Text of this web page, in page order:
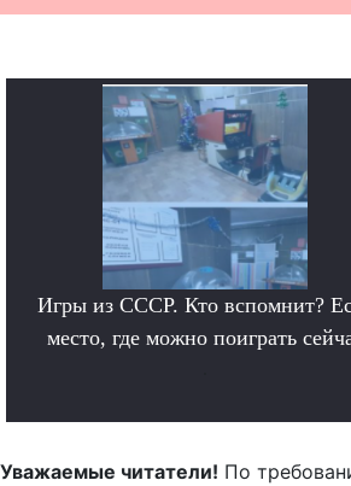
Игры из СССР. Кто вспомнит?
место, где можно поиграть
Уважаемые читатели! По